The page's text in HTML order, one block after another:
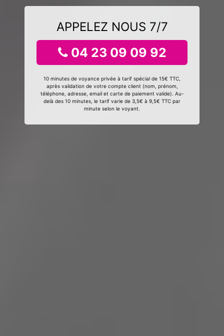
APPELEZ NOUS 7/7
04 23 09 09 92
10 minutes de voyance privée à tarif spécial de 15€ TTC,
après validation de votre compte client (nom, prénom,
téléphone, adresse, email et carte de paiement valide). Au-
delà des 10 minutes, le tarif varie de 3,5€ à 9,5€ TTC par
minute selon le voyant.